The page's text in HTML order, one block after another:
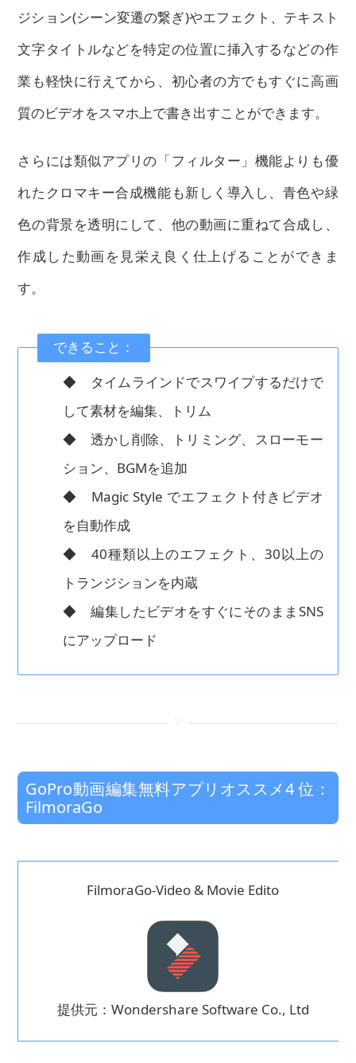
ジション(シーン変遷の繋ぎ)やエフェクト、テキスト
文字タイトルなどを特定の位置に挿入するなどの作
業も軽快に行えてから、初心者の方でもすぐに高画
質のビデオをスマホ上で書き出すことができます。
さらには類似アプリの「フィルター」機能よりも優
れたクロマキー合成機能も新しく導入し、青色や緑
色の背景を透明にして、他の動画に重ねて合成し、
作成した動画を見栄え良く仕上げることができま
す。
できること：
◆ タイムラインドでスワイプするだけで
して素材を編集、トリム
◆ 透かし削除、トリミング、スローモー
ション、BGMを追加
◆ Magic Style でエフェクト付きビデオ
を自動作成
◆ 40種類以上のエフェクト、30以上の
トランジションを内蔵
◆ 編集したビデオをすぐにそのままSNS
にアップロード
GoPro動画編集無料アプリオススメ4 位：
FilmoraGo
FilmoraGo-Video & Movie Edito
提供元：Wondershare Software Co., Ltd